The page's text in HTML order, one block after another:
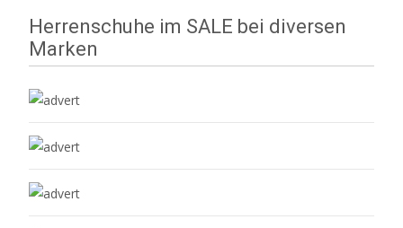
Herrenschuhe im SALE bei diversen
Marken